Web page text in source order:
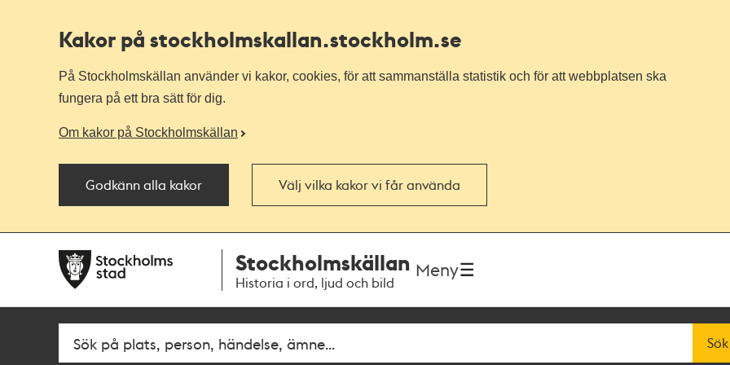
Kakor på stockholmskallan.stockholm.se
På Stockholmskällan använder vi kakor, cookies, för att sammanställa statistik och för att webbplatsen ska
fungera på ett bra sätt för dig.
Om kakor på Stockholmskällan
Godkänn alla kakor Välj vilka kakor vi får använda
navigationen
huvudinnehållet
Stockholmskällan
Historia i ord, ljud och bild
Meny
Fritextsök Sök